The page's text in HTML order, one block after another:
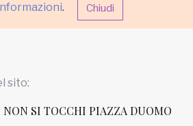
. Chiudi
sito:
NON SI TOCCHI PIAZZA DUOMO